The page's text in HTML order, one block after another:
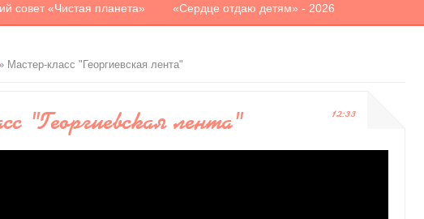
совет «Чистая планета» «Сердце отдаю детям» - 2026
Мастер-класс "Георгиевская лента"
12:33
"Георгиевская лента"